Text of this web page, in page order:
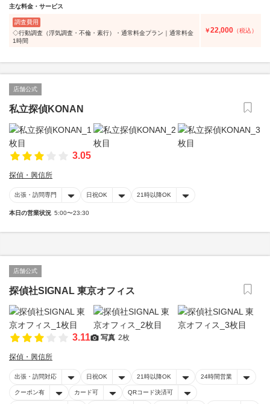
主な料金・サービス
調査費用
◇行動調査（浮気調査・不倫・素行）・通常料金プラン｜通常料金
1時間
￥22,000 （税込）
店舗公式
私立探偵KONAN
3.05
探偵・興信所
出張・訪問専門 日祝OK 21時以降OK
本日の営業状況 5:00〜23:30
店舗公式
探偵社SIGNAL 東京オフィス
3.11 写真 2枚
探偵・興信所
出張・訪問対応 日祝OK 21時以降OK 24時間営業
クーポン有 カード可 QRコード決済可